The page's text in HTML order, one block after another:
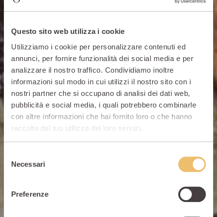
Questo sito web utilizza i cookie
Utilizziamo i cookie per personalizzare contenuti ed
annunci, per fornire funzionalità dei social media e per
analizzare il nostro traffico. Condividiamo inoltre
informazioni sul modo in cui utilizzi il nostro sito con i
nostri partner che si occupano di analisi dei dati web,
pubblicità e social media, i quali potrebbero combinarle
con altre informazioni che hai fornito loro o che hanno
raccolto dal tuo utilizzo dei loro servizi.
delNecessari
Preferenze
Cucina autentica a